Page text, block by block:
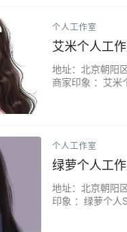
个人工作室
艾米个人工
地址：北京朝阳
商家印象 ：艾米
个人工作室
绿萝个人工
地址：北京朝阳
印象 ：绿萝个人